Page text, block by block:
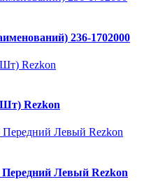
236-1702000
Rezkon
Левый Rezkon